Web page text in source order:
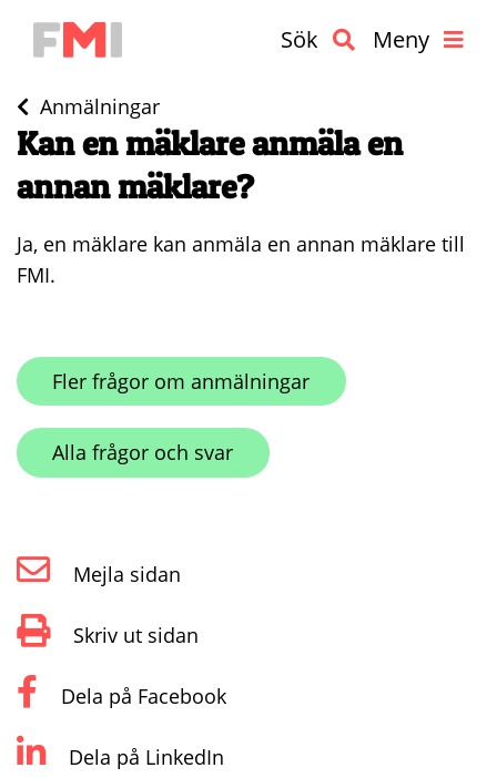
Sök Meny
Anmälningar
Kan en mäklare anmäla en
annan mäklare?
Ja, en mäklare kan anmäla en annan mäklare till
FMI.
Fler frågor om anmälningar
Alla frågor och svar
Mejla sidan
Skriv ut sidan
Dela på Facebook
Dela på LinkedIn